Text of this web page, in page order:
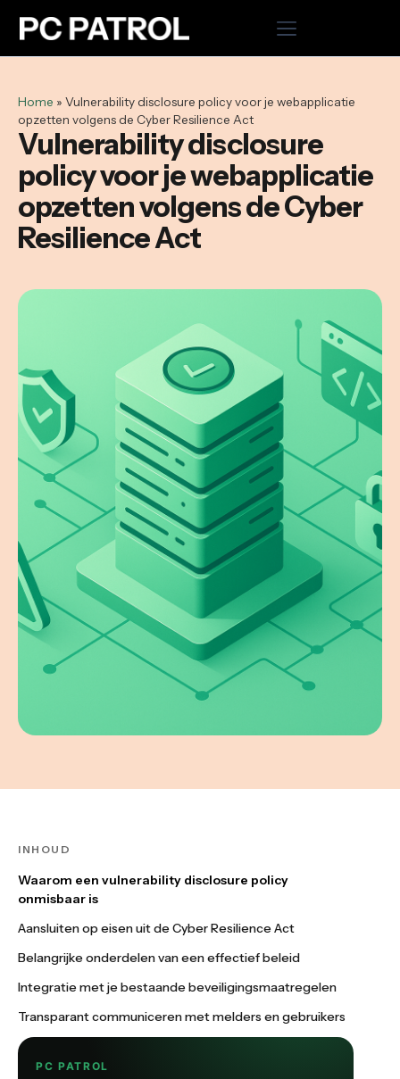
Hosting
Cloud VPS
Domeinnaam registreren
WordPress onderhoud uitbesteden
Home » Vulnerability disclosure policy voor je webapplicatie
opzetten volgens de Cyber Resilience Act
Vulnerability disclosure
policy voor je webapplicatie
opzetten volgens de Cyber
Resilience Act
INHOUD
Waarom een vulnerability disclosure policy
onmisbaar is
Aansluiten op eisen uit de Cyber Resilience Act
Belangrijke onderdelen van een effectief beleid
Integratie met je bestaande beveiligingsmaatregelen
Transparant communiceren met melders en gebruikers
PC PATROL